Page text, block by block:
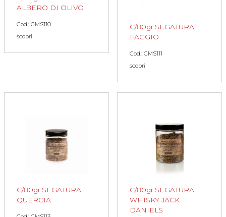
ALBERO DI OLIVO
Cod.: GMS110
scopri
C/80gr.SEGATURA
FAGGIO
Cod.: GMS111
scopri
C/80gr.SEGATURA
QUERCIA
C/80gr.SEGATURA
WHISKY JACK
DANIELS